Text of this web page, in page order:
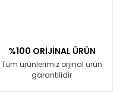
%100 ORİJİNAL ÜRÜN
Tüm ürünlerimiz orjinal ürün
garantilidir